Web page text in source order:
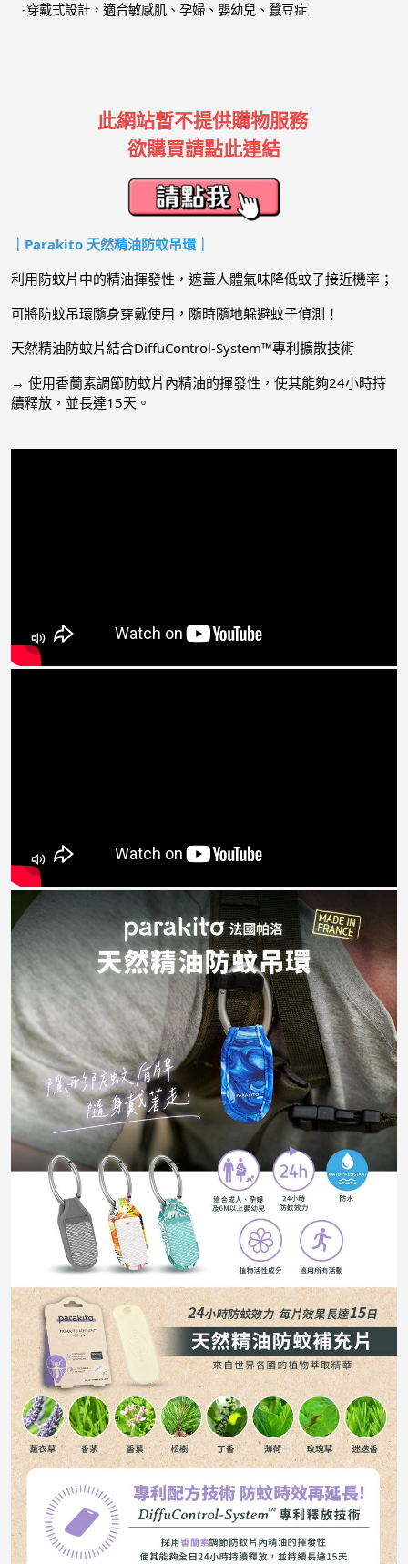
-穿戴式設計，適合敏感肌、孕婦、嬰幼兒、蠶豆症
此網站暫不提供購物服務
欲購買請點此連結
｜Parakito 天然精油防蚊吊環｜
利用防蚊片中的精油揮發性，遮蓋人體氣味降低蚊子接近機率；
可將防蚊吊環隨身穿戴使用，隨時隨地躲避蚊子偵測！
天然精油防蚊片結合DiffuControl-System™專利擴散技術
→ 使用香蘭素調節防蚊片內精油的揮發性，使其能夠24小時持
續釋放，並長達15天。